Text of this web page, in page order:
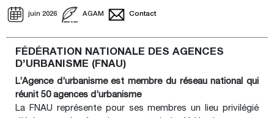
juin 2026 AGAM Contact
FÉDÉRATION NATIONALE DES AGENCES
D’URBANISME (FNAU)
L’Agence d’urbanisme est membre du réseau national qui
réunit 50 agences d’urbanisme
La FNAU représente pour ses membres un lieu privilégié